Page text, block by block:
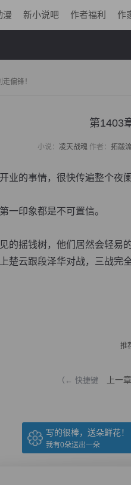
漫 新小说吧 作者福利 作
偏锋！
第1403
小说： 凌天战魂作者： 拓跋
的事情，很快传遍整个夜
印象都是不可置信。
摇钱树，他们居然会轻易
楚云跟段泽华对战，三战完
推
（← 快捷键 上一章
写的很棒，送朵鲜花！
我有0朵送出一朵